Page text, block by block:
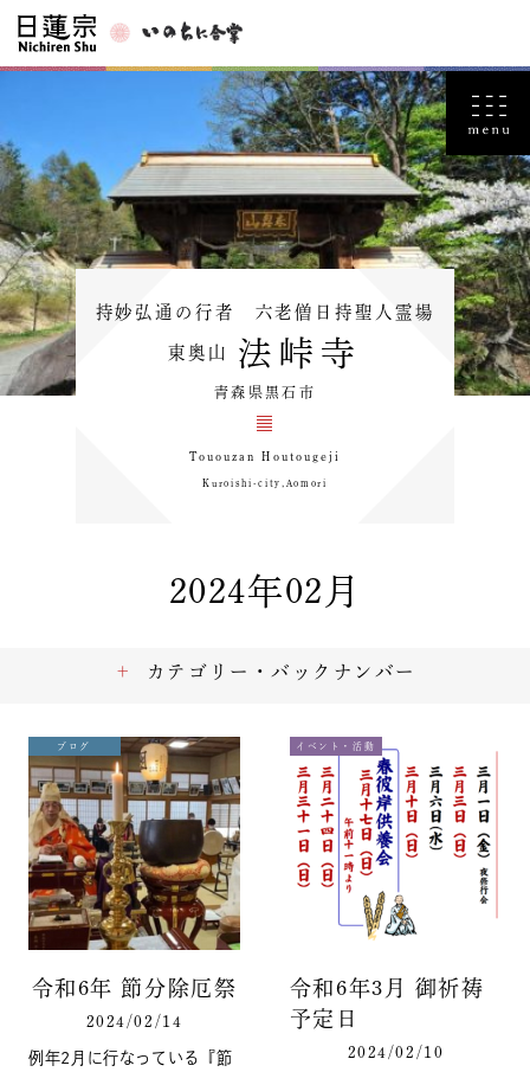
持妙弘通の行者 六老僧日持聖人霊場
東奥山 法峠寺
青森県黒石市
Tououzan Houtougeji
Kuroishi-city,Aomori
2024年02月
ブログ
令和6年 節分除厄祭
2024/02/14
例年2月に行なっている『節
イベント・活動
令和6年3月 御祈祷
予定日
2024/02/10
カテゴリー・バックナンバー